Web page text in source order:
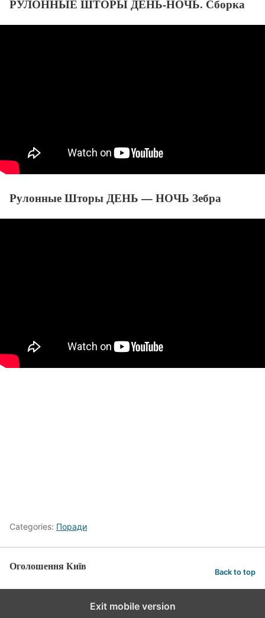
РУЛОННЫЕ ШТОРЫ ДЕНЬ-НОЧЬ. Сборка
Рулонные Шторы ДЕНЬ — НОЧЬ Зебра
Categories: Поради
Оголошення Київ Back to top
Exit mobile version